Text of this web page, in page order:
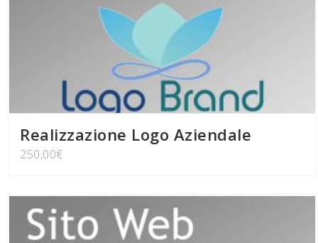
Realizzazione Logo Aziendale
250,00€